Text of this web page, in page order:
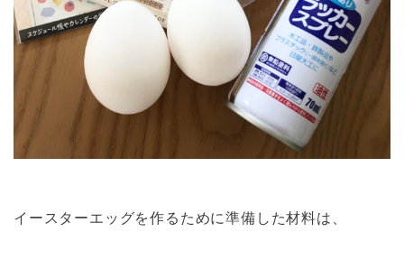
イースターエッグを作るために準備した材料は、